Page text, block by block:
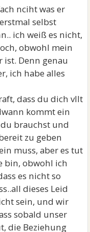
nciht was er
selbst
ich weiß es nicht,
obwohl mein
ist. Denn genau
ich habe alles
dass du dich vllt
kommt ein
brauchst und
zu geben
muss, aber es tut
bin, obwohl ich
es nicht so
dieses Leid
sein, und wir
sobald unser
die Beziehung